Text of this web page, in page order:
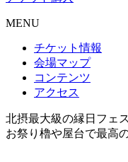
MENU
チケット情報
会場マップ
コンテンツ
アクセス
北摂最大級の縁日フェ
お祭り櫓や屋台で最高